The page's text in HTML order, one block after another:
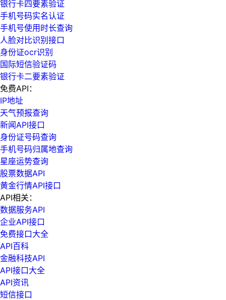
银行卡四要素验证
手机号码实名认证
手机号使用时长查询
人脸对比识别接口
身份证ocr识别
国际短信验证码
银行卡二要素验证
免费API：
IP地址
天气预报查询
新闻API接口
身份证号码查询
手机号码归属地查询
星座运势查询
股票数据API
黄金行情API接口
API相关：
数据服务API
企业API接口
免费接口大全
API百科
金融科技API
API接口大全
API资讯
短信接口